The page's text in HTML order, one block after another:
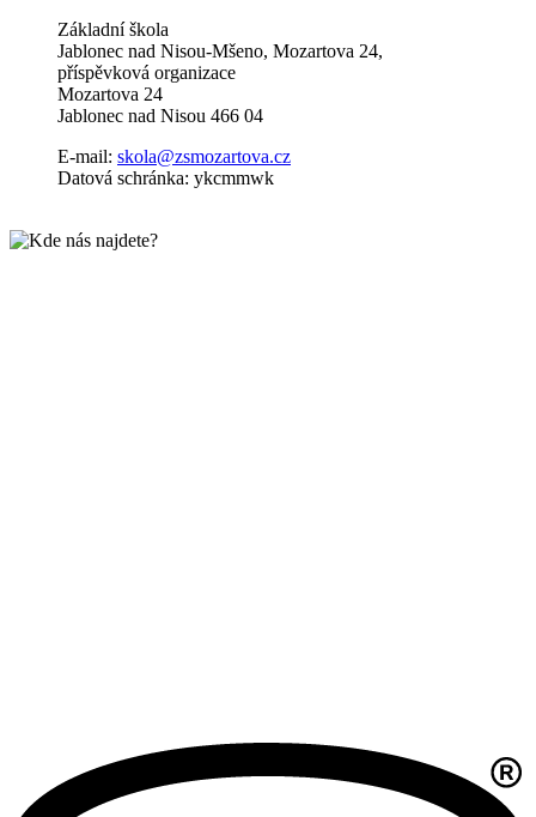
Základní škola
Jablonec nad Nisou-Mšeno, Mozartova 24,
příspěvková organizace
Mozartova 24
Jablonec nad Nisou 466 04
E-mail: skola@zsmozartova.cz
Datová schránka: ykcmmwk